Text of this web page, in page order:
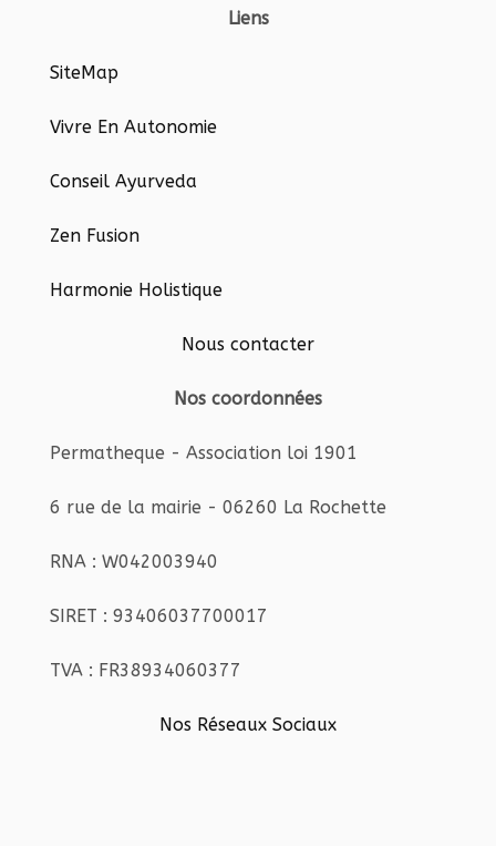
Liens
SiteMap
Vivre En Autonomie
Conseil Ayurveda
Zen Fusion
Harmonie Holistique
Nous contacter
Nos coordonnées
Permatheque - Association loi 1901
6 rue de la mairie - 06260 La Rochette
RNA : W042003940
SIRET : 93406037700017
TVA : FR38934060377
Nos Réseaux Sociaux